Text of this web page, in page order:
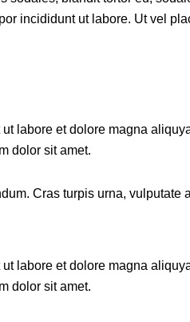
incididunt ut labore. Ut vel
labore et dolore magna
dolor sit amet.
Cras turpis urna, vulputate
labore et dolore magna
dolor sit amet.